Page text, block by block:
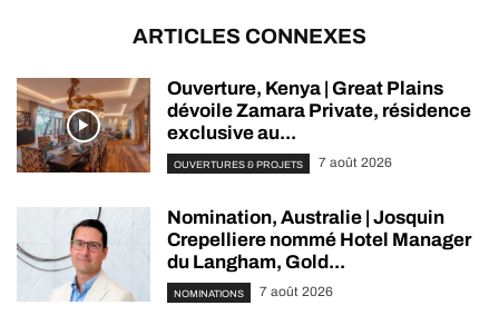
ARTICLES CONNEXES
Ouverture, Kenya | Great Plains
dévoile Zamara Private, résidence
exclusive au...
OUVERTURES & PROJETS 7 août 2026
Nomination, Australie | Josquin
Crepelliere nommé Hotel Manager
du Langham, Gold...
NOMINATIONS 7 août 2026